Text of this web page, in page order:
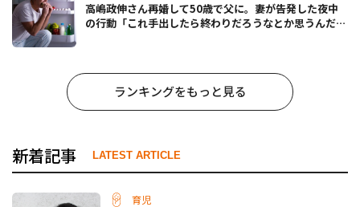
高嶋政伸さん再婚して50歳で父に。妻が告発した夜中
の行動「これ手出したら終わりだろうなとか思うんだけ
ランキングをもっと見る
新着記事 LATEST ARTICLE
育児